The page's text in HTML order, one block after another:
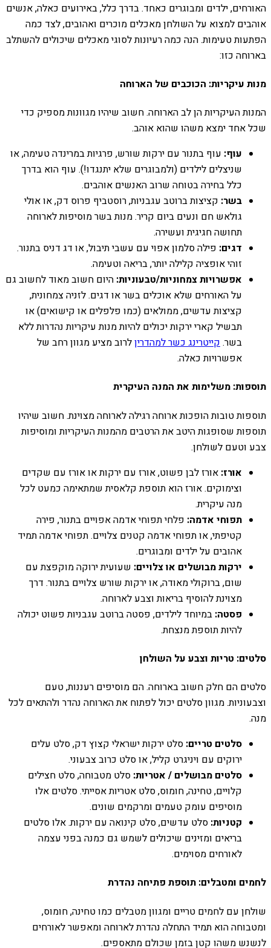
האורחים, ילדים ומבוגרים כאחד. בדרך כלל, באירועים כאלה, אנשים
אוהבים למצוא על השולחן מאכלים מוכרים ואהובים, לצד כמה
הפתעות טעימות. הנה כמה רעיונות לסוגי מאכלים שיכולים להשתלב
בארוחה כזו:
מנות עיקריות: הכוכבים של הארוחה
המנות העיקריות הן לב הארוחה. חשוב שיהיו מגוונות מספיק כדי
שכל אחד ימצא משהו שהוא אוהב.
עוף: עוף בתנור עם ירקות שורש, פרגיות במרינדה טעימה, או
שניצלים לילדים (ולמבוגרים שלא יתנגדו!). עוף הוא בדרך
כלל בחירה בטוחה שרוב האנשים אוהבים.
בשר: קציצות ברוטב עגבניות, רוסטביף פרוס דק, או אולי
גולאש חם ונעים ביום קריר. מנות בשר מוסיפות לארוחה
תחושה חגיגית ועשירה.
דגים: פילה סלמון אפוי עם עשבי תיבול, או דג דניס בתנור.
זוהי אופציה קלילה יותר, בריאה וטעימה.
אפשרויות צמחוניות/טבעוניות: היום חשוב מאוד לחשוב גם
על האורחים שלא אוכלים בשר או דגים. לזניה צמחונית,
קציצות עדשים, ממולאים (כמו פלפלים או קישואים) או
תבשיל קארי ירקות יכולים להיות מנות עיקריות נהדרות ללא
בשר.קייטרינג כשר למהדריןלרוב מציע מגוון רחב של
אפשרויות כאלה.
תוספות: משלימות את המנה העיקרית
תוספות טובות הופכות ארוחה רגילה לארוחה מצוינת. חשוב שיהיו
תוספות שסופגות היטב את הרטבים מהמנות העיקריות ומוסיפות
צבע וטעם לשולחן.
אורז: אורז לבן פשוט, אורז עם ירקות או אורז עם שקדים
וצימוקים. אורז הוא תוספת קלאסית שמתאימה כמעט לכל
מנה עיקרית.
תפוחי אדמה: פלחי תפוחי אדמה אפויים בתנור, פירה
קטיפתי, או תפוחי אדמה קטנים צלויים. תפוחי אדמה תמיד
אהובים על ילדים ומבוגרים.
ירקות מבושלים או צלויים: שעועית ירוקה מוקפצת עם
שום, ברוקולי מאודה, או ירקות שורש צלויים בתנור. דרך
מצוינת להוסיף בריאות וצבע לארוחה.
פסטה: במיוחד לילדים, פסטה ברוטב עגבניות פשוט יכולה
להיות תוספת מנצחת.
סלטים: טריות וצבע על השולחן
סלטים הם חלק חשוב בארוחה. הם מוסיפים רעננות, טעם
וצבעוניות. מגוון סלטים יכול לפתוח את הארוחה נהדר ולהתאים לכל
מנה.
סלטים טריים: סלט ירקות ישראלי קצוץ דק, סלט עלים
ירוקים עם ויניגרט קליל, או סלט כרוב צבעוני.
סלטים מבושלים / אטריות: סלט מטבוחה, סלט חצילים
קלויים, טחינה, חומוס, סלט אטריות אסייתי. סלטים אלו
מוסיפים עומק טעמים ומרקמים שונים.
קטניות: סלט עדשים, סלט קינואה עם ירקות. אלו סלטים
בריאים ומזינים שיכולים לשמש גם כמנה בפני עצמה
לאורחים מסוימים.
לחמים ומטבלים: תוספת פתיחה נהדרת
שולחן עם לחמים טריים ומגוון מטבלים כמו טחינה, חומוס,
ומטבוחה הוא תמיד התחלה נהדרת לארוחה ומאפשר לאורחים
לנשנש משהו קטן בזמן שכולם מתאספים.